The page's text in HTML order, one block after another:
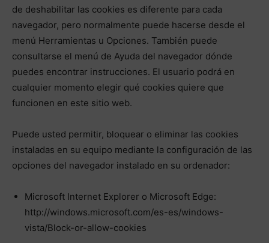
de deshabilitar las cookies es diferente para cada
navegador, pero normalmente puede hacerse desde el
menú Herramientas u Opciones. También puede
consultarse el menú de Ayuda del navegador dónde
puedes encontrar instrucciones. El usuario podrá en
cualquier momento elegir qué cookies quiere que
funcionen en este sitio web.
Puede usted permitir, bloquear o eliminar las cookies
instaladas en su equipo mediante la configuración de las
opciones del navegador instalado en su ordenador:
Microsoft Internet Explorer o Microsoft Edge:
http://windows.microsoft.com/es-es/windows-
vista/Block-or-allow-cookies